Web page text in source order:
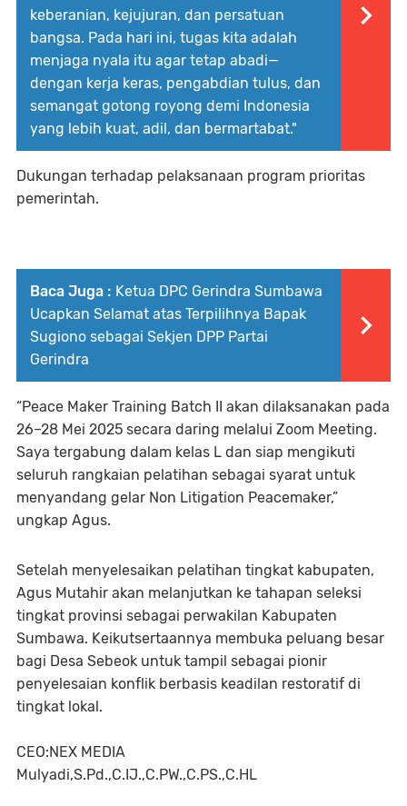
keberanian, kejujuran, dan persatuan
bangsa. Pada hari ini, tugas kita adalah
menjaga nyala itu agar tetap abadi—
dengan kerja keras, pengabdian tulus, dan
semangat gotong royong demi Indonesia
yang lebih kuat, adil, dan bermartabat."
Dukungan terhadap pelaksanaan program prioritas
pemerintah.
Baca Juga : Ketua DPC Gerindra Sumbawa
Ucapkan Selamat atas Terpilihnya Bapak
Sugiono sebagai Sekjen DPP Partai
Gerindra
“Peace Maker Training Batch II akan dilaksanakan pada
26–28 Mei 2025 secara daring melalui Zoom Meeting.
Saya tergabung dalam kelas L dan siap mengikuti
seluruh rangkaian pelatihan sebagai syarat untuk
menyandang gelar Non Litigation Peacemaker,”
ungkap Agus.
Setelah menyelesaikan pelatihan tingkat kabupaten,
Agus Mutahir akan melanjutkan ke tahapan seleksi
tingkat provinsi sebagai perwakilan Kabupaten
Sumbawa. Keikutsertaannya membuka peluang besar
bagi Desa Sebeok untuk tampil sebagai pionir
penyelesaian konflik berbasis keadilan restoratif di
tingkat lokal.
CEO:NEX MEDIA
Mulyadi,S.Pd.,C.IJ.,C.PW.,C.PS.,C.HL